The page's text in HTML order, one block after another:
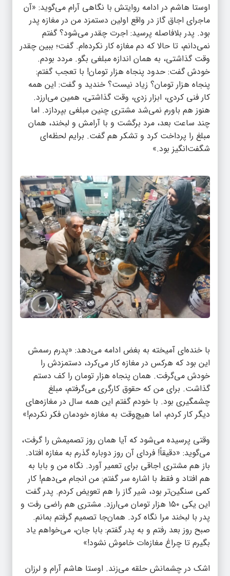
اوستا هاشم در ادامه روایتش با نگاهی آرام می‌گوید: «آن
ماجرای اجاق گاز در واقع اولین دستمزد من در مغازه پدر
بود. پدر بلافاصله پرسید: اجرت چقدر می‌شود؟ گفتم
نمی‌دانم، تا حالا که دم مغازه کار نکرده‌ام. گفت؛ ببین چقدر
وقت گذاشتی، به همان اندازه مبلغی بگو. مردد بودم.
خودش گفت: حدود پنجاه هزار تومان! با تعجب گفتم:
پنجاه هزار تومان؟ زیاد نیست؟ خندید و گفت: این همه
کار فنی کردی، ابزار زدی، وقت گذاشتی، همین می‌ارزد.
هنوز هم باورم نمی‌شد مشتری چنین مبلغی بپردازد. اما
چند ساعت بعد، مرد برگشت و با آرامش و لبخند، همان
مبلغ را پرداخت کرد و تشکر هم گفت. برایم لحظه‌ای
شگفت‌انگیز بود.»
با خنده‌ای آمیخته به بغض ادامه می‌دهد: «پدرم رسمش
این بود که هرکس در مغازه کار می‌کرد، دستمزدش را
خودش می‌گرفت. همان پنجاه هزار تومان را کف دستم
گذاشت. برای من که حقوق کارگری می‌گرفتم، مبلغ
چشمگیری بود. با خودم گفتم این همه سال در مغازه‌های
دیگر کار کردم، اما هیچ‌وقت به مغازه خودمان فکر نکردم!»
وقتی پرسیده می‌شود که آیا همان روز تصمیمش را گرفت،
می‌گوید: «دقیقاً! فردای آن روز دوباره گذرم به مغازه افتاد.
باز هم مشتری اجاقی برای تعمیر آورد. نگاه من و بابا به
هم افتاد و فقط با اشاره سر گفتم: من انجام می‌دهم! کار
کمی سنگین‌تر بود، شیر گاز را هم تعویض کردم. پدر گفت
این یکی ۱۵۰ هزار تومان می‌ارزد. مشتری هم راضی رفت و
پدر با لبخند مرا نگاه کرد. همان‌جا تصمیم گرفتم بمانم.
صبح روز بعد رفتم و به پدر گفتم: بابا جان، می‌خواهم یاد
بگیرم تا چراغ مغازه‌ات خاموش نشود!»
اشک در چشمانش حلقه می‌زند. اوستا هاشم آرام و لرزان